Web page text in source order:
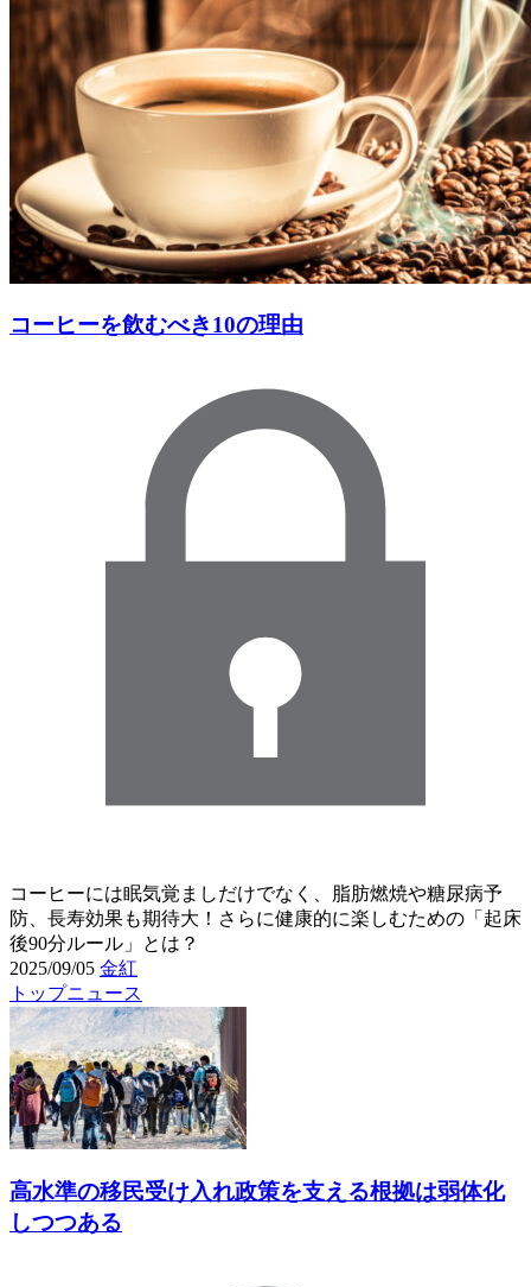
コーヒーを飲むべき10の理由
コーヒーには眠気覚ましだけでなく、脂肪燃焼や糖尿病予
防、長寿効果も期待大！さらに健康的に楽しむための「起床
後90分ルール」とは？
2025/09/05 金紅
トップニュース
高水準の移民受け入れ政策を支える根拠は弱体化
しつつある